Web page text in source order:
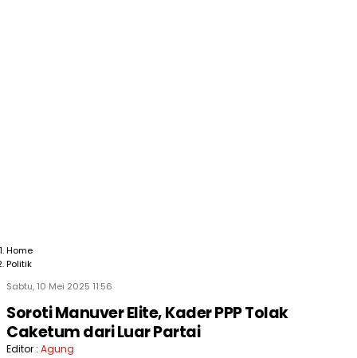
Home
Politik
Sabtu, 10 Mei 2025 11:56
Soroti Manuver Elite, Kader PPP Tolak
Caketum dari Luar Partai
Editor : Agung